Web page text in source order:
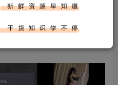
模块是一款抖音短视频去广